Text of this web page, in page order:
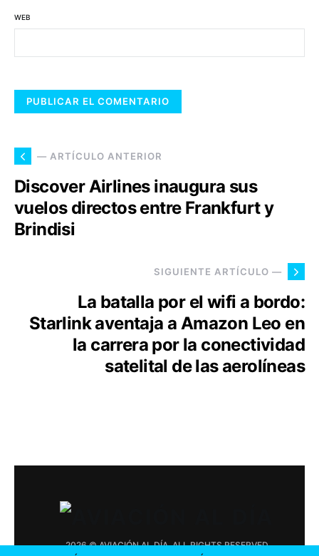
WEB
— ARTÍCULO ANTERIOR
Discover Airlines inaugura sus
vuelos directos entre Frankfurt y
Brindisi
SIGUIENTE ARTÍCULO —
La batalla por el wifi a bordo:
Starlink aventaja a Amazon Leo en
la carrera por la conectividad
satelital de las aerolíneas
2026 © AVIACIÓN AL DÍA. ALL RIGHTS RESERVED